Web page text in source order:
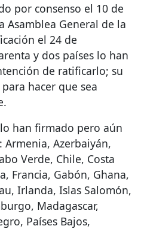
por consenso el 10 de
Asamblea General de la
el 24 de
y dos países lo han
de ratificarlo; su
hacer que sea
han firmado pero aún
Azerbaiyán,
Verde, Chile, Costa
Francia, Gabón, Ghana,
Irlanda, Islas Salomón,
Madagascar,
Países Bajos,